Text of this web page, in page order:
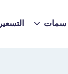
سمات التسعير